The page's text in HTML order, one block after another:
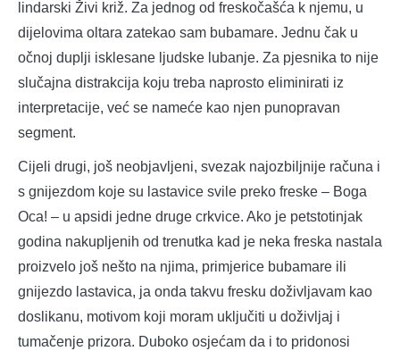
lindarski Živi križ. Za jednog od freskočašća k njemu, u
dijelovima oltara zatekao sam bubamare. Jednu čak u
očnoj duplji isklesane ljudske lubanje. Za pjesnika to nije
slučajna distrakcija koju treba naprosto eliminirati iz
interpretacije, već se nameće kao njen punopravan
segment.
Cijeli drugi, još neobjavljeni, svezak najozbiljnije računa i
s gnijezdom koje su lastavice svile preko freske ‒ Boga
Oca! ‒ u apsidi jedne druge crkvice. Ako je petstotinjak
godina nakupljenih od trenutka kad je neka freska nastala
proizvelo još nešto na njima, primjerice bubamare ili
gnijezdo lastavica, ja onda takvu fresku doživljavam kao
doslikanu, motivom koji moram uključiti u doživljaj i
tumačenje prizora. Duboko osjećam da i to pridonosi